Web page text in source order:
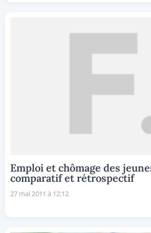
Emploi et chômage des
comparatif et rétrospectif
27 mai 2011 à 12:12